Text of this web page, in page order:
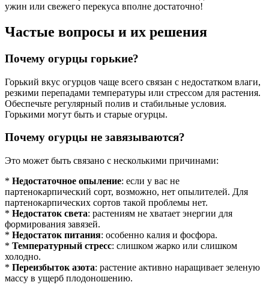
ужин или свежего перекуса вполне достаточно!
Частые вопросы и их решения
Почему огурцы горькие?
Горький вкус огурцов чаще всего связан с недостатком влаги,
резкими перепадами температуры или стрессом для растения.
Обеспечьте регулярный полив и стабильные условия.
Горькими могут быть и старые огурцы.
Почему огурцы не завязываются?
Это может быть связано с несколькими причинами:
* Недостаточное опыление: если у вас не
партенокарпический сорт, возможно, нет опылителей. Для
партенокарпических сортов такой проблемы нет.
* Недостаток света: растениям не хватает энергии для
формирования завязей.
* Недостаток питания: особенно калия и фосфора.
* Температурный стресс: слишком жарко или слишком
холодно.
* Переизбыток азота: растение активно наращивает зеленую
массу в ущерб плодоношению.